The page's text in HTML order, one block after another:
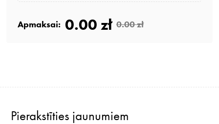
Apmaksai: 0.00 zł 0.00 zł
Pierakstīties jaunumiem